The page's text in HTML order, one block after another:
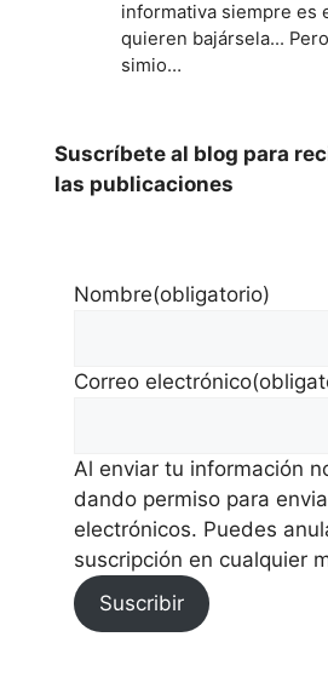
informativa siempre es
quieren bajársela...
simio…
Suscríbete al blog para
las publicaciones
Nombre(obligatorio)
Correo electrónico
Al enviar tu información
dando permiso para
electrónicos. Puedes
suscripción en cualquier
Suscribir